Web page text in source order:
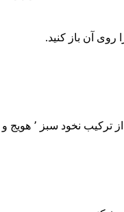
آن باز کنید.